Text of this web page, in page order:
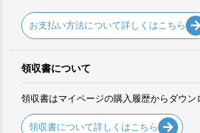
お支払い方法について詳しくはこちら
領収書について
領収書はマイページの購入履歴からダウン
領収書について詳しくはこちら